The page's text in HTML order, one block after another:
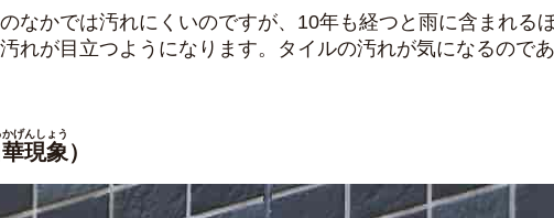
なかでは汚れにくいのですが、10年も経つと雨に含まれる
れが目立つようになります。タイルの汚れが気になるのであ
現象
げんしょう
）